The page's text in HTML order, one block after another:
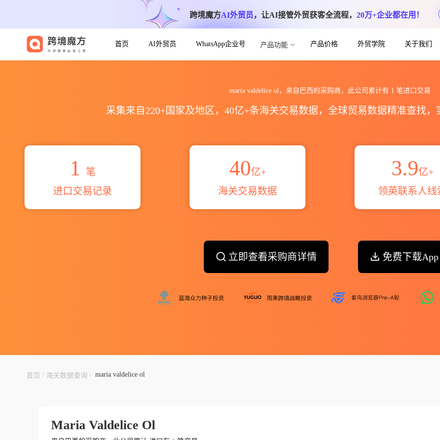
跨境魔方AI外贸员，让AI接管外贸获客全流程， 20万+企业都在用！
首页 AI外贸员 WhatsApp企业号 产品功能 产品价格 外贸学院 关于我们
maria valdelice ol，来自巴西的采购商，此公司累计有 1 笔进口交易
采集来自220+国家及地区，40亿+条海关交易数据，全球贸易数据精准查找
1
笔
进口交易记录
40亿+
海关交易数据
3.9亿+
领英联系人线
立即查看采购商详情 免费下载App
首页 / 海关数据查询 / maria valdelice ol
Maria Valdelice Ol